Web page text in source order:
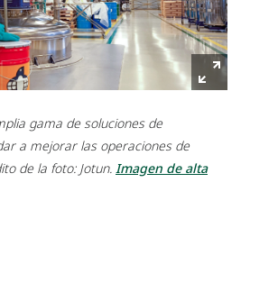
gama de soluciones de
a mejorar las operaciones de
de la foto: Jotun. Imagen de alta